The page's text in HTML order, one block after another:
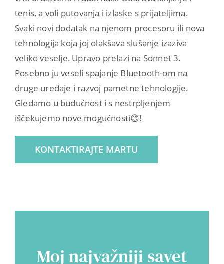
tenis, a voli putovanja i izlaske s prijateljima.
Svaki novi dodatak na njenom procesoru ili nova
tehnologija koja joj olakšava slušanje izaziva
veliko veselje. Upravo prelazi na Sonnet 3.
Posebno ju veseli spajanje Bluetooth-om na
druge uređaje i razvoj pametne tehnologije.
Gledamo u budućnost i s nestrpljenjem
iščekujemo nove mogućnosti😊!
KONTAKTIRAJTE MARTU
Moj najvažniji savet